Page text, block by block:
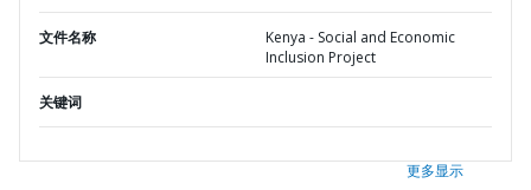
文件名称
Kenya - Social and Economic
Inclusion Project
关键词
更多显示